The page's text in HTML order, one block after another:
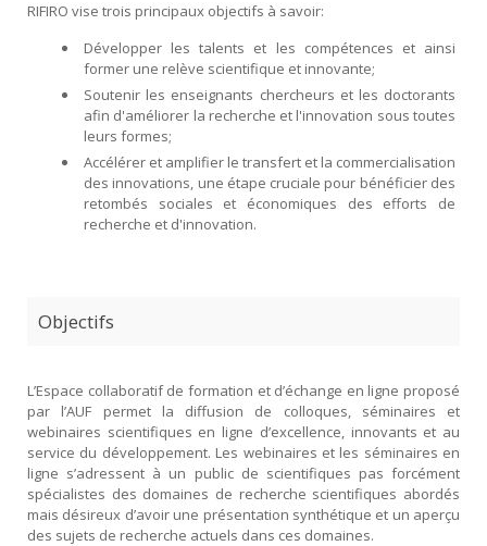
RIFIRO vise trois principaux objectifs à savoir:
Développer les talents et les compétences et ainsi
former une relève scientifique et innovante;
Soutenir les enseignants chercheurs et les doctorants
afin d'améliorer la recherche et l'innovation sous toutes
leurs formes;
Accélérer et amplifier le transfert et la commercialisation
des innovations, une étape cruciale pour bénéficier des
retombés sociales et économiques des efforts de
recherche et d'innovation.
Objectifs
L’Espace collaboratif de formation et d’échange en ligne proposé
par l’AUF permet la diffusion de colloques, séminaires et
webinaires scientifiques en ligne d’excellence, innovants et au
service du développement. Les webinaires et les séminaires en
ligne s’adressent à un public de scientifiques pas forcément
spécialistes des domaines de recherche scientifiques abordés
mais désireux d’avoir une présentation synthétique et un aperçu
des sujets de recherche actuels dans ces domaines.